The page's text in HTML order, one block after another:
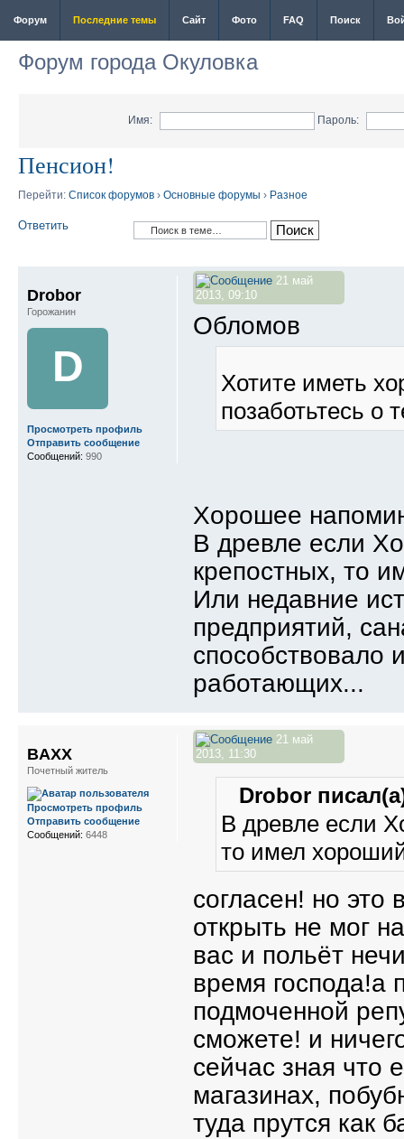
Форум Последние темы Сайт Фото FAQ Поиск
Форум города Окуловка
Имя: Пароль:
Пенсион!
Перейти: Список форумов › Основные форумы › Разное
Ответить
21 май
2013, 09:10
Обломов
Хотите иметь
позаботьтесь о
Хорошее
В древле если
крепостных, то
Или недавние
предприятий,
способствовало
работающих...
Drobor
Горожанин
D
Просмотреть профиль
Отправить сообщение
Сообщений: 990
21 май
2013, 11:30
Drobor
В древле если
то имел
согласен! но это
открыть не мог
вас и польёт
время господа!а
подмоченной
сможете! и
сейчас зная что
магазинах,
туда прутся как
BAXX
Почетный житель
Просмотреть профиль
Отправить сообщение
Сообщений: 6448